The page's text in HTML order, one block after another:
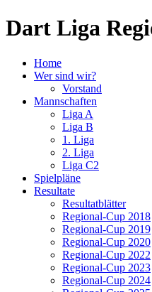
Dart Liga
Home
Wer sind wir?
Vorstand
Mannschaften
Liga A
Liga B
1. Liga
2. Liga
Liga C2
Spielpläne
Resultate
Resultatblätter
Regional-Cup 2018
Regional-Cup 2019
Regional-Cup 2020
Regional-Cup 2022
Regional-Cup 2023
Regional-Cup 2024